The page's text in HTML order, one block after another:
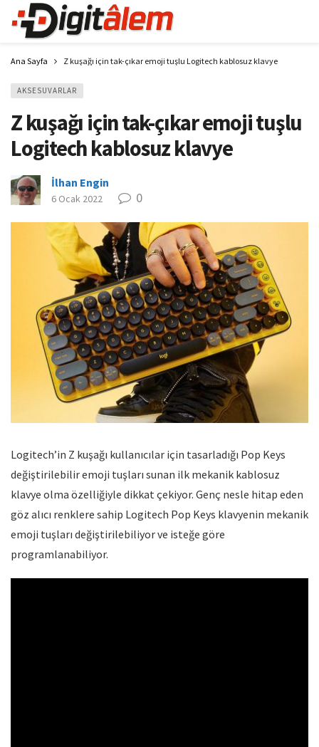
Ana Sayfa Z kuşağı için tak-çıkar emoji tuşlu Logitech kablosuz klavye
AKSESUVARLAR
Z kuşağı için tak-çıkar emoji tuşlu
Logitech kablosuz klavye
İlhan Engin
6 Ocak 2022 0
Logitech’in Z kuşağı kullanıcılar için tasarladığı Pop Keys
değiştirilebilir emoji tuşları sunan ilk mekanik kablosuz
klavye olma özelliğiyle dikkat çekiyor. Genç nesle hitap eden
göz alıcı renklere sahip Logitech Pop Keys klavyenin mekanik
emoji tuşları değiştirilebiliyor ve isteğe göre
programlanabiliyor.